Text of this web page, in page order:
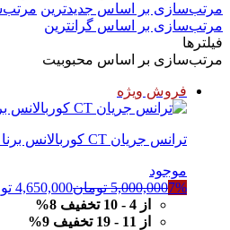
مرتب‌سازی بر اساس جدیدترین
مرتب‌سازی بر اساس گرانترین
فیلترها
مرتب‌سازی بر اساس محبوبیت
فروش ویژه
ترانس جریان CT کوربالانس برنا الکترونیک سری CBCT
موجود
7%
5,000,000 تومان4,650,000
از 4 - 10 تخفیف 8%
از 11 - 19 تخفیف 9%